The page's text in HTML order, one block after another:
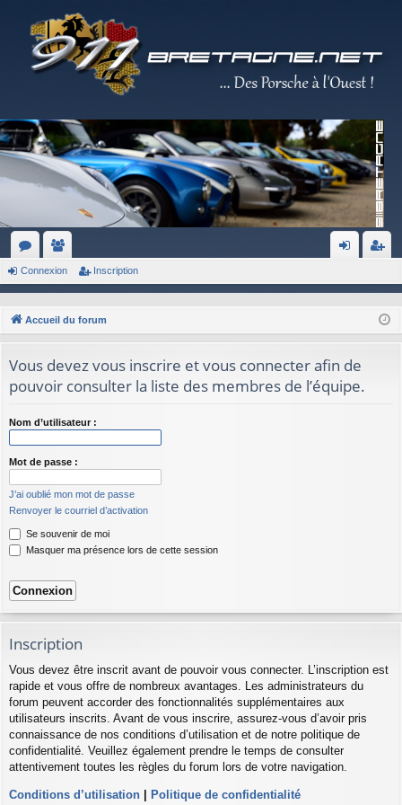
or
m
e
br pti
Connexion Inscription
Accueil du forum
Vous devez vous inscrire et vous connecter afin de
pouvoir consulter la liste des membres de l’équipe.
Nom d’utilisateur :
Mot de passe :
J’ai oublié mon mot de passe
Renvoyer le courriel d’activation
Se souvenir de moi
Masquer ma présence lors de cette session
Inscription
Vous devez être inscrit avant de pouvoir vous connecter. L’inscription est
rapide et vous offre de nombreux avantages. Les administrateurs du
forum peuvent accorder des fonctionnalités supplémentaires aux
utilisateurs inscrits. Avant de vous inscrire, assurez-vous d’avoir pris
connaissance de nos conditions d’utilisation et de notre politique de
confidentialité. Veuillez également prendre le temps de consulter
attentivement toutes les règles du forum lors de votre navigation.
Conditions d’utilisation | Politique de confidentialité